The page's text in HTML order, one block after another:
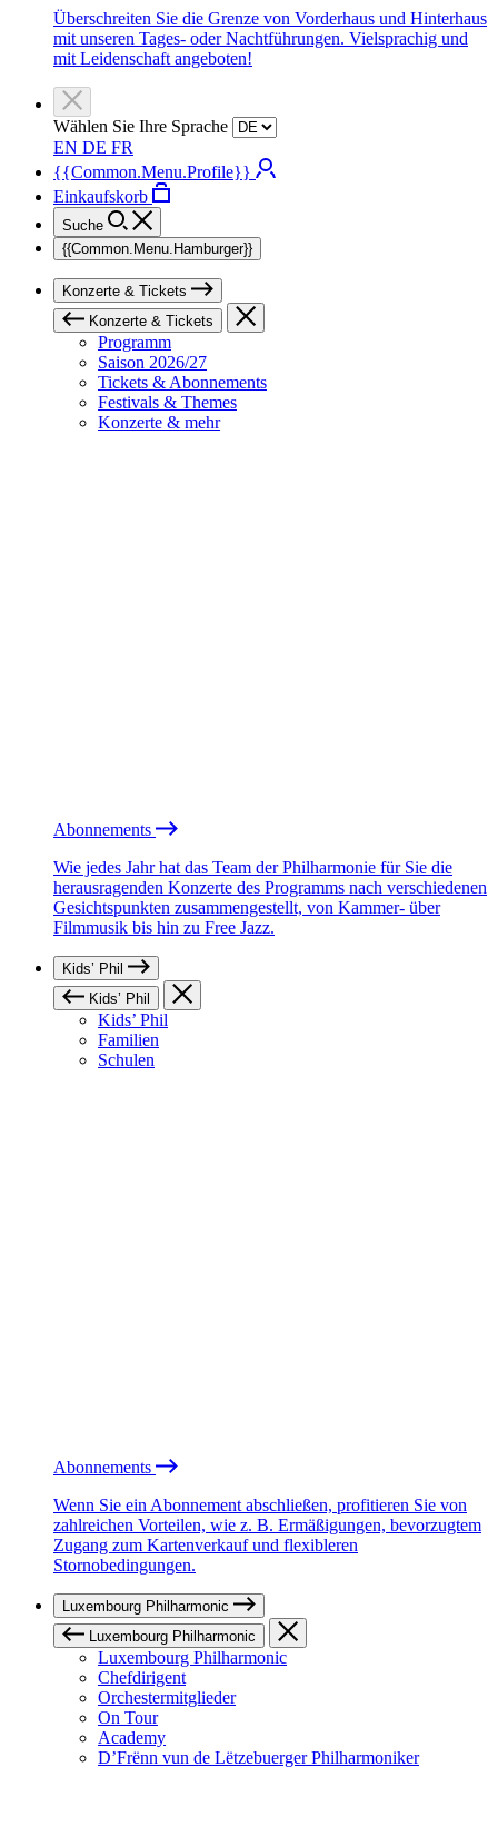
Überschreiten Sie die Grenze von Vorderhaus und Hinterhaus
mit unseren Tages- oder Nachtführungen. Vielsprachig und
mit Leidenschaft angeboten!
Wählen Sie Ihre Sprache
EN DE FR
{{Common.Menu.Profile}}
Einkaufskorb
Suche
{{Common.Menu.Hamburger}}
Konzerte & Tickets
Konzerte & Tickets
Programm
Saison 2026/27
Tickets & Abonnements
Festivals & Themes
Konzerte & mehr
Abonnements
Wie jedes Jahr hat das Team der Philharmonie für Sie die
herausragenden Konzerte des Programms nach verschiedenen
Gesichtspunkten zusammengestellt, von Kammer- über
Filmmusik bis hin zu Free Jazz.
Kids’ Phil
Kids’ Phil
Kids’ Phil
Familien
Schulen
Abonnements
Wenn Sie ein Abonnement abschließen, profitieren Sie von
zahlreichen Vorteilen, wie z. B. Ermäßigungen, bevorzugtem
Zugang zum Kartenverkauf und flexibleren
Stornobedingungen.
Luxembourg Philharmonic
Luxembourg Philharmonic
Luxembourg Philharmonic
Chefdirigent
Orchestermitglieder
On Tour
Academy
D’Frënn vun de Lëtzebuerger Philharmoniker